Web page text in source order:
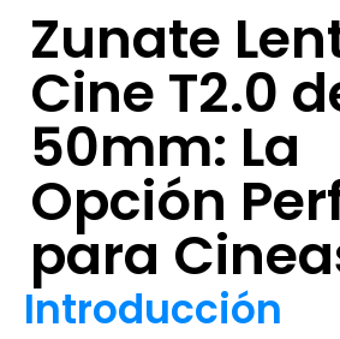
Zunate
Cine T2.0
50mm: La
Opción
para
Introducción